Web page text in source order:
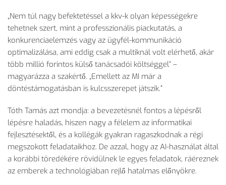
„Nem túl nagy befektetéssel a kkv-k olyan képességekre
tehetnek szert, mint a professzionális piackutatás, a
konkurenciaelemzés vagy az ügyfél-kommunikáció
optimalizálása, ami eddig csak a multiknál volt elérhető, akár
több millió forintos külső tanácsadói költséggel” –
magyarázza a szakértő. „Emellett az MI már a
döntéstámogatásban is kulcsszerepet játszik.”
Tóth Tamás azt mondja: a bevezetésnél fontos a lépésről
lépésre haladás, hiszen nagy a félelem az informatikai
fejlesztésektől, és a kollégák gyakran ragaszkodnak a régi
megszokott feladataikhoz. De azzal, hogy az AI-használat által
a korábbi töredékére rövidülnek le egyes feladatok, ráéreznek
az emberek a technológiában rejlő hatalmas előnyökre.